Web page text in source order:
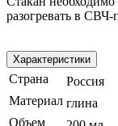
разогревать в СВЧ-
Характеристики
Страна
Россия
Материал глина
Объем